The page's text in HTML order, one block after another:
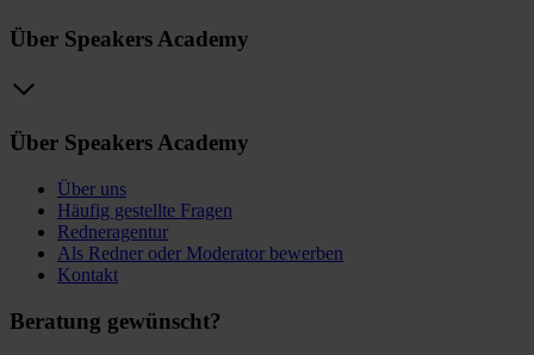
Über Speakers Academy
Über Speakers Academy
Über uns
Häufig gestellte Fragen
Redneragentur
Als Redner oder Moderator bewerben
Kontakt
Beratung gewünscht?